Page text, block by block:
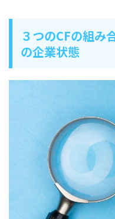
３つのCFの組み
の企業状態